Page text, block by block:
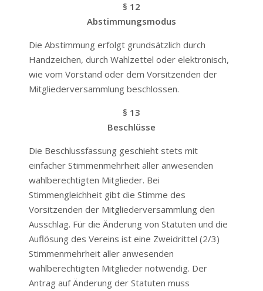
§ 12
Abstimmungsmodus
Die Abstimmung erfolgt grundsätzlich durch
Handzeichen, durch Wahlzettel oder elektronisch,
wie vom Vorstand oder dem Vorsitzenden der
Mitgliederversammlung beschlossen.
§ 13
Beschlüsse
Die Beschlussfassung geschieht stets mit
einfacher Stimmenmehrheit aller anwesenden
wahlberechtigten Mitglieder. Bei
Stimmengleichheit gibt die Stimme des
Vorsitzenden der Mitgliederversammlung den
Ausschlag. Für die Änderung von Statuten und die
Auflösung des Vereins ist eine Zweidrittel (2/3)
Stimmenmehrheit aller anwesenden
wahlberechtigten Mitglieder notwendig. Der
Antrag auf Änderung der Statuten muss